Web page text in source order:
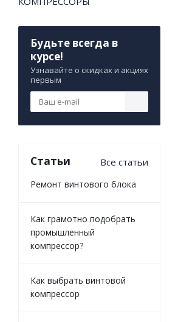
Будьте всегда в
курсе!
Узнавайте о скидках и акциях
первым
Статьи Все статьи
Ремонт винтового блока
Как грамотно подобрать
промышленный
компрессор?
Как выбрать винтовой
компрессор